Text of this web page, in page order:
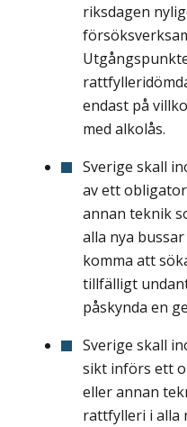
riksdagen
endast på
med alkolås.
Sverige skall
av ett
annan teknik
alla nya
komma att
tillfälligt
påskynda en
Sverige skall
sikt införs ett
eller annan
rattfylleri i alla